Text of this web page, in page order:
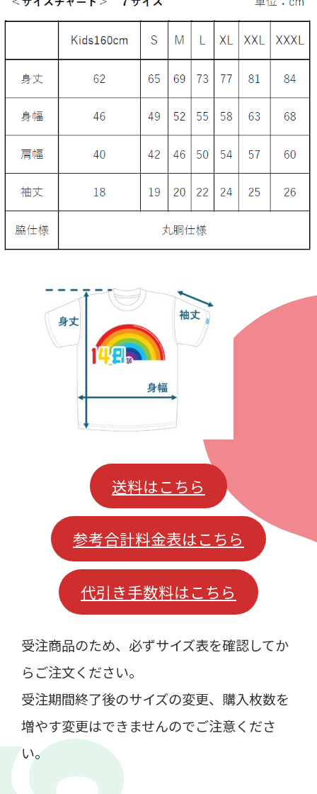
送料はこちら
参考合計料金表はこちら
代引き手数料はこちら
受注商品のため、必ずサイズ表を確認してか
らご注文ください。
受注期間終了後のサイズの変更、購入枚数を
増やす変更はできませんのでご注意くださ
い。